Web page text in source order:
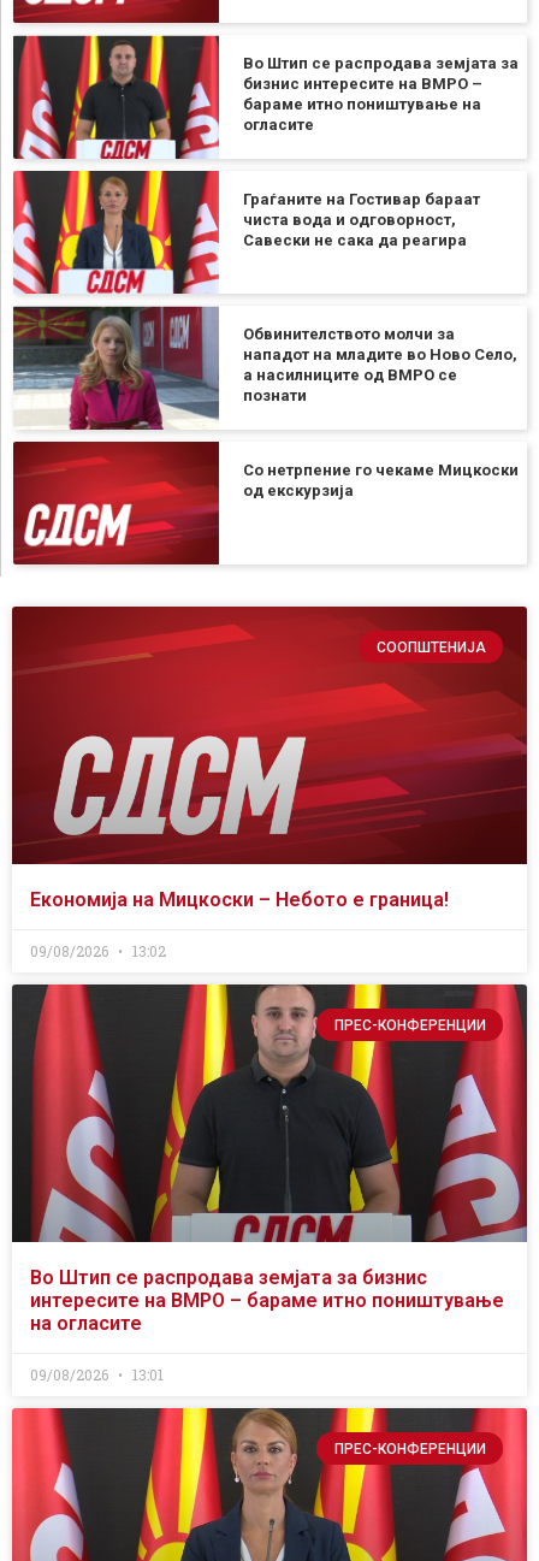
Во Штип се распродава земјата за
бизнис интересите на ВМРО –
бараме итно поништување на
огласите
Граѓаните на Гостивар бараат
чиста вода и одговорност,
Савески не сака да реагира
Обвинителството молчи за
нападот на младите во Ново Село,
а насилниците од ВМРО се
познати
Со нетрпение го чекаме Мицкоски
од екскурзија
СООПШТЕНИЈА
Економија на Мицкоски – Небото е граница!
09/08/2026 13:02
ПРЕС-КОНФЕРЕНЦИИ
Во Штип се распродава земјата за бизнис
интересите на ВМРО – бараме итно поништување
на огласите
09/08/2026 13:01
ПРЕС-КОНФЕРЕНЦИИ